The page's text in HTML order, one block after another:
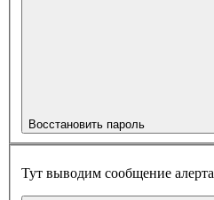
Восстановить пароль
Тут выводим сообщение алерта